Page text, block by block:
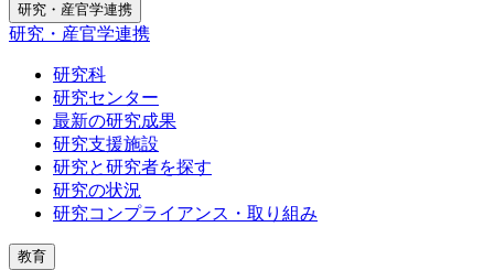
研究・産官学連携
研究・産官学連携
研究科
研究センター
最新の研究成果
研究支援施設
研究と研究者を探す
研究の状況
研究コンプライアンス・取り組み
教育